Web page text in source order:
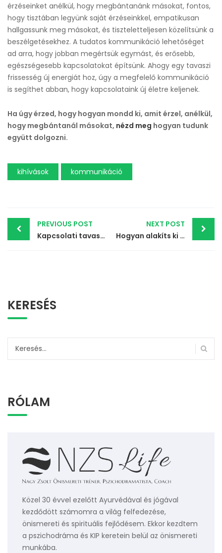
érzéseinket anélkül, hogy megbántanánk másokat, fontos,
hogy tisztában legyünk saját érzéseinkkel, empatikusan
hallgassunk meg másokat, és tiszteletteljesen közelítsünk a
beszélgetésekhez. A tudatos kommunikáció lehetőséget
ad arra, hogy jobban megértsük egymást, és erősebb,
egészségesebb kapcsolatokat építsünk. Ahogy egy tavaszi
frissesség új energiát hoz, úgy a megfelelő kommunikáció
is segíthet abban, hogy kapcsolataink új életre keljenek.
Ha úgy érzed, hogy hogyan mondd ki, amit érzel, anélkül,
hogy megbántanál másokat, nézd meg hogyan tudunk
együtt dolgozni.
kihívások kommunikáció
Post
navigation
PREVIOUS POST
Kapcsolati tavaszi nagytakarítás – Mérgező kapcsolatok felismerése és elengedése
NEXT POST
Hogyan alakíts ki mélyebb és értékesebb kapcsolatokat?
KERESÉS
Keresés:
RÓLAM
Közel 30 évvel ezelőtt Ayurvédával és jógával
kezdődött számomra a világ felfedezése,
önismereti és spirituális fejlődésem. Ekkor kezdtem
a pszichodráma és KIP keretein belül az önismereti
munkába.